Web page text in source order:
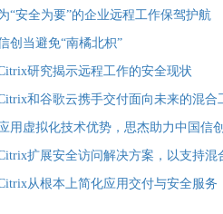
“安全为要”的企业远程工作保驾护航
创当避免“南橘北枳”
研究揭示远程工作的安全现状
和谷歌云携手交付面向未来的混合
用虚拟化技术优势，思杰助力中国信
扩展安全访问解决方案，以支持混
从根本上简化应用交付与安全服务